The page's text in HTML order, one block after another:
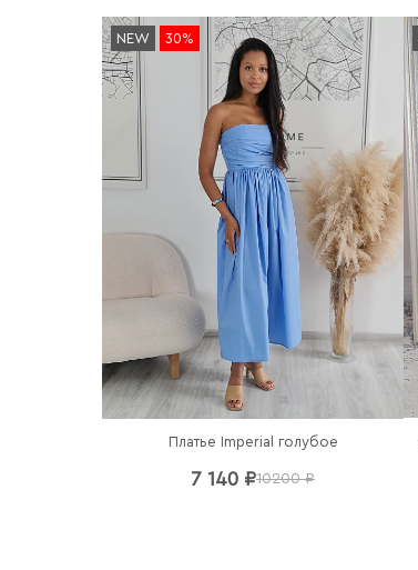
NEW 30%
Платье Imperial голубое
7 140 ₽10200 ₽